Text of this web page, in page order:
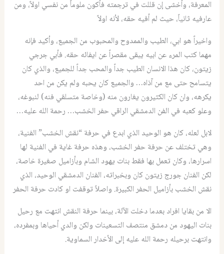
المعرفة، وأخشى إن قللت في ترجمته فأكون ملوماً من نفسي اولاً، ومن
عارفيه ثانياً، حيث لم أفيه حقه، لأنه اولاً
واخيراً هو ابي، الطيب والممدوح والمحبوب من الجميع، وأكيد فإنه
مهما كتب المرء عن ابيه يبقى مقصراً عن ايفائه حقه. فأبي جرجي
زيتون، كان هذا الانسان الطيب جداً والمحب جداً للجميع، والذي كان
يتسامح حتى مع من آذاه… والجميع كان يحبه ولم يكن من احد
يكرهه، وان كان الكثيرون يغارون منه (وخاصة متسلقي فنه) لنبوغه،
وعلو كعبه في الفن الدمشقي الراقي حفر الخشب… رحمة الله عليه…
لابل لعله، كان هو الوحيد الذي ابدع في حرفة “نقش الخشب” الفنية،
وهي تختلف عن حرفة حفر الخشب، وهذه حرفة غاية في الفنية لها
اسرارها، وكان تعمل بها فقط بنات يهود الشام وبأزاميل صغيرة خاصة،
لكن الفنان جورج زيتون كان وبخبراته، الفنان الدمشقي الوحيد، الذي
نقش الخشب بأزاميل الحفر الكبيرة. واصلاً توقفت او كادت حرفة الحفر
الا من بقايا افراد بعدما دخلت الآلة، بينما حرفة النقش انتهت مع رحيل
بنات اليهود من دمشق منتصف التسعينات ولكن والدي أحياها وبمفرده،
وانتهت برحيله رحمة الله عليه إلى الأخدار السماوية.